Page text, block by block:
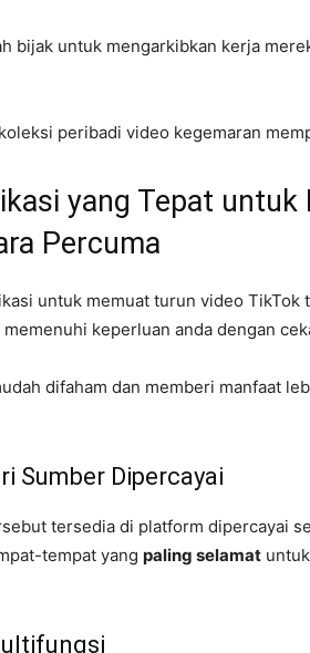
bijak untuk mengarkibkan kerja
peribadi video kegemaran
yang Tepat
Percuma
untuk memuat turun video TikTok
keperluan anda dengan
difaham dan memberi manfaat
Sumber Dipercayai
tersedia di platform dipercayai
tempat yang paling selamat